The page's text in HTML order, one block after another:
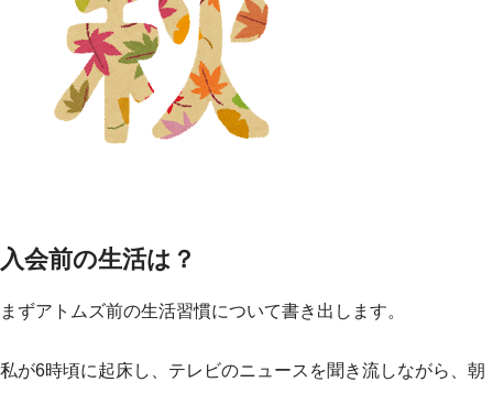
入会前の生活は？
まずアトムズ前の生活習慣について書き出します。
私が6時頃に起床し、テレビのニュースを聞き流しながら、朝